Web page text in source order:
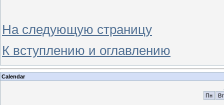
На следующую страницу
К вступлению и оглавлению
Calendar
Пн
Вт